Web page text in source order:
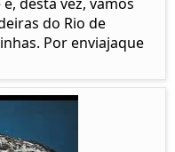
do Rio de
Por enviajaque